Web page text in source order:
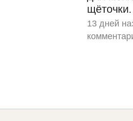
щёточки.
13 дней